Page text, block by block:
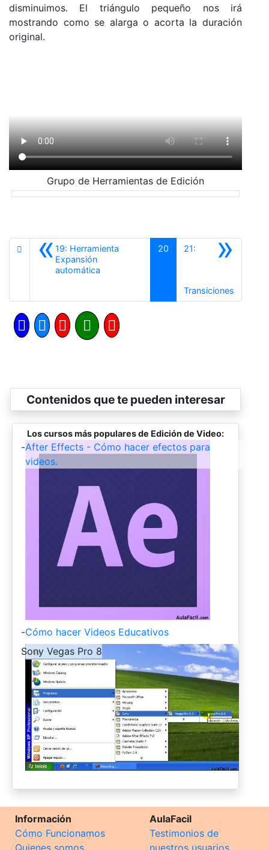
disminuimos. El triángulo pequeño nos irá
mostrando como se alarga o acorta la duración
original.
Grupo de Herramientas de Edición
«19: Herramienta
Expansión
automática
20 »
21:
Transiciones
Contenidos que te pueden interesar
Los cursos más populares de Edición de Video:
-After Effects - Cómo hacer efectos para
videos.
-Cómo hacer Videos Educativos
-
Sony Vegas Pro 8
Información
Cómo Funcionamos
Quienes somos
AulaFacil
Testimonios de
nuestros usuarios